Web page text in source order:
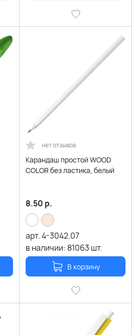
нет отзывов
Карандаш простой WOOD
COLOR без ластика, белый
8.50 р.
арт.4-3042.07
в наличии: 81063 шт.
В корзину